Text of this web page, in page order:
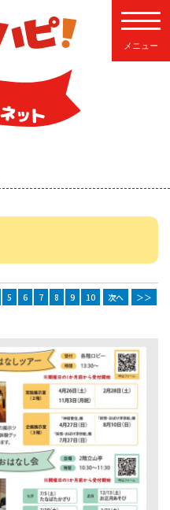
5 6 7 8 9 10 次へ ＞＞